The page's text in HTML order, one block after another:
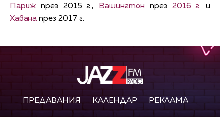
Париж през 2015 г., Вашингтон през 2016 г. и
Хаванапрез 2017 г.
ПРЕДАВАНИЯ КАЛЕНДАР РЕКЛАМА